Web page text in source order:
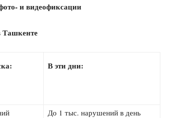
и видеофиксации
В эти дни:
До 1 тыс. нарушений в день